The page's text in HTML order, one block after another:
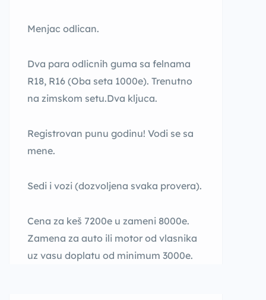
Menjac odlican.
Dva para odlicnih guma sa felnama
R18, R16 (Oba seta 1000e). Trenutno
na zimskom setu.Dva kljuca.
Registrovan punu godinu! Vodi se sa
mene.
Sedi i vozi (dozvoljena svaka provera).
Cena za keš 7200e u zameni 8000e.
Zamena za auto ili motor od vlasnika
uz vasu doplatu od minimum 3000e.